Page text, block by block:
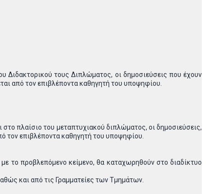
Διδακτορικού τους Διπλώματος, οι δημοσιεύσεις που έχουν
από τον επιβλέποντα καθηγητή του υποψηφίου.
πλαίσιο του μεταπτυχιακού διπλώματος, οι δημοσιεύσεις,
τον επιβλέποντα καθηγητή του υποψηφίου.
το προβλεπόμενο κείμενο, θα καταχωρηθούν στο διαδίκτυο
και από τις Γραμματείες των Τμημάτων.